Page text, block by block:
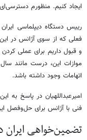
ایجاد کنیم. منظورم
رییس دستگاه دیپلماسی
فعلی که از سوی آژانس در این
و قبول داریم برای عملی کردن
اتهامات وجود داشته باشد.
امیرعبداللهیان در پاسخ به
فنی با آژانس برای حل‌وفصل
تضمین‌خواهی ایران